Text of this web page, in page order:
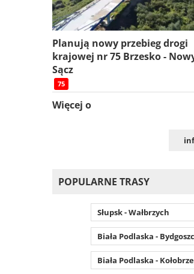
Planują nowy przebieg drogi
krajowej nr 75 Brzesko -
Sącz
75
Więcej o
POPULARNE TRASY
Słupsk - Wałbrzych
Biała Podlaska -
Biała Podlaska -